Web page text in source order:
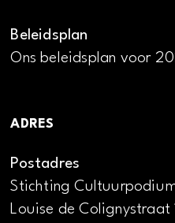
Beleidsplan
Ons beleidsplan voor
ADRES
Postadres
Stichting
Louise de Colignystraat